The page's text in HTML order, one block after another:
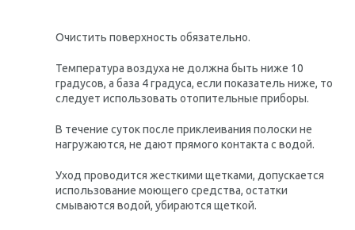
Очистить поверхность обязательно.
Температура воздуха не должна быть ниже 10
градусов, а база 4 градуса, если показатель ниже, то
следует использовать отопительные приборы.
В течение суток после приклеивания полоски не
нагружаются, не дают прямого контакта с водой.
Уход проводится жесткими щетками, допускается
использование моющего средства, остатки
смываются водой, убираются щеткой.